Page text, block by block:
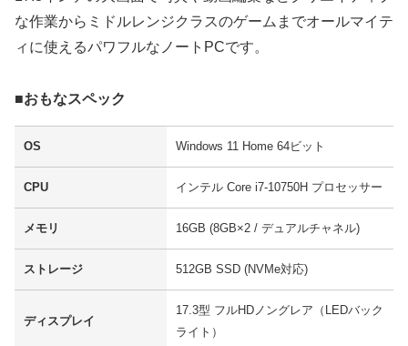
な作業からミドルレンジクラスのゲームまでオールマイテ
ィに使えるパワフルなノートPCです。
■おもなスペック
OS Windows 11 Home 64ビット
CPU インテル Core i7-10750H プロセッサー
メモリ 16GB (8GB×2 / デュアルチャネル)
ストレージ 512GB SSD (NVMe対応)
ディスプレイ
17.3型 フルHDノングレア（LEDバック
ライト）